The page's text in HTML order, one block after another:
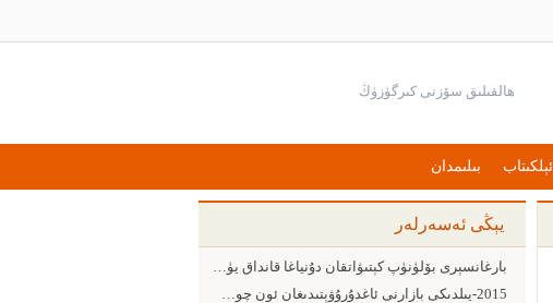
ئېلكىتاب بىلىمدان
يېڭى ئەسەرلەر
بارغانسېرى بۆلۈنۈپ كېتىۋاتقان دۇنياغا قانداق يۈزلىنىش كېرەك
2015-يىلدىكى بازارنى ئاغدۇرۇۋېتىدىغان ئون چوڭ ئامىل